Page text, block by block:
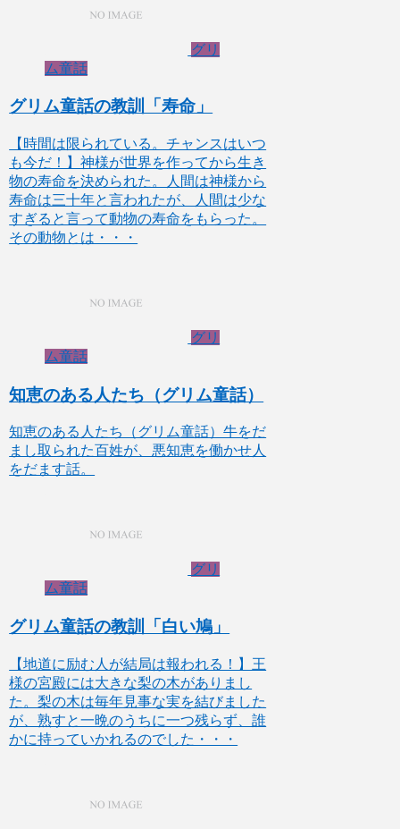
グリ
ム童話
グリム童話の教訓「寿命」
【時間は限られている。チャンスはいつ
も今だ！】神様が世界を作ってから生き
物の寿命を決められた。人間は神様から
寿命は三十年と言われたが、人間は少な
すぎると言って動物の寿命をもらった。
その動物とは・・・
グリ
ム童話
知恵のある人たち（グリム童話）
知恵のある人たち（グリム童話）牛をだ
まし取られた百姓が、悪知恵を働かせ人
をだます話。
グリ
ム童話
グリム童話の教訓「白い鳩」
【地道に励む人が結局は報われる！】王
様の宮殿には大きな梨の木がありまし
た。梨の木は毎年見事な実を結びました
が、熟すと一晩のうちに一つ残らず、誰
かに持っていかれるのでした・・・